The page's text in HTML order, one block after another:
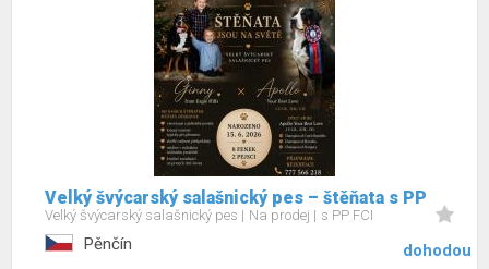
Velký švýcarský salašnický pes – štěňata s PP
Velký švýcarský salašnický pes Na prodej s PP FCI
Pěnčín dohodou